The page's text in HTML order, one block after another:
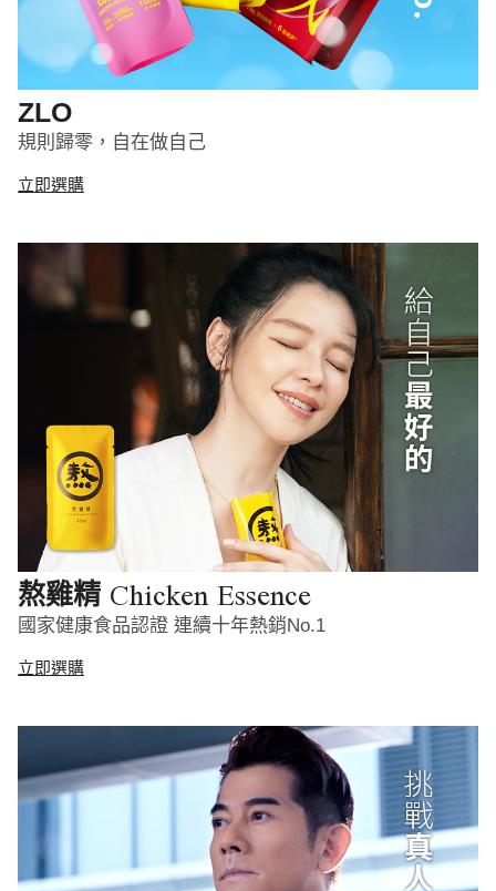
ZLO
規則歸零，自在做自己
立即選購
熬雞精 Chicken Essence
國家健康食品認證 連續十年熱銷No.1
立即選購